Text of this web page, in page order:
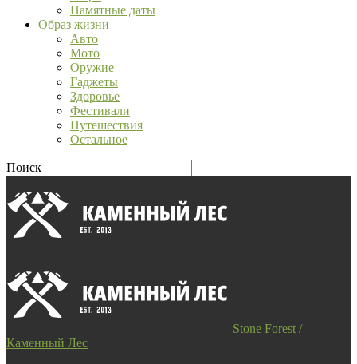
Памятные даты
Образ жизни
Авто
Мото
Оружие
Гаджеты
Здоровье
Фестивали
Путешествия
Остальное
Поиск
Stone Forest /
Каменный Лес